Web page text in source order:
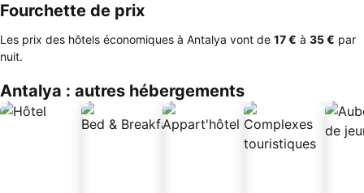
Fourchette de prix
Les prix des hôtels économiques à Antalya vont de ‎17 € à ‎35 € par
nuit.
Antalya : autres hébergements